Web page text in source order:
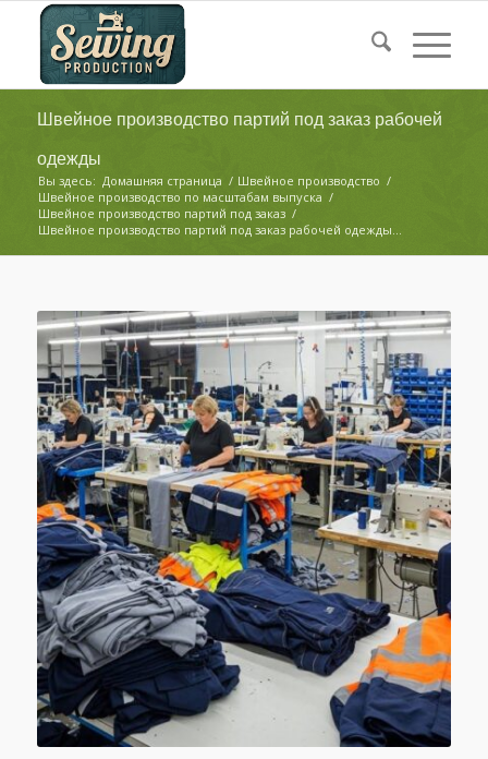
Швейное производство партий под заказ рабочей
одежды
Вы здесь: Домашняя страница / Швейное производство /
Швейное производство по масштабам выпуска /
Швейное производство партий под заказ /
Швейное производство партий под заказ рабочей одежды...